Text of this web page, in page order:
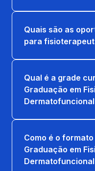
Quais são as
para
Qual é a grade
Graduação em
Como é o
Graduação em